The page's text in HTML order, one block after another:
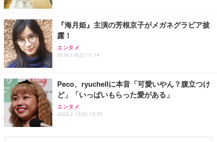
『海月姫』主演の芳根京子がメガネグラビア披
露！
エンタメ
2018.1.6(土) 11:14
Peco、ryuchellに本音「可愛いやん？腹立つけ
ど」「いっぱいもらった愛がある」
エンタメ
2023.2.13(月) 12:30